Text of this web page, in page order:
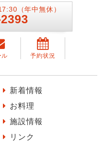
（年中無休）
ル 予約状況
新着情報
お料理
施設情報
リンク